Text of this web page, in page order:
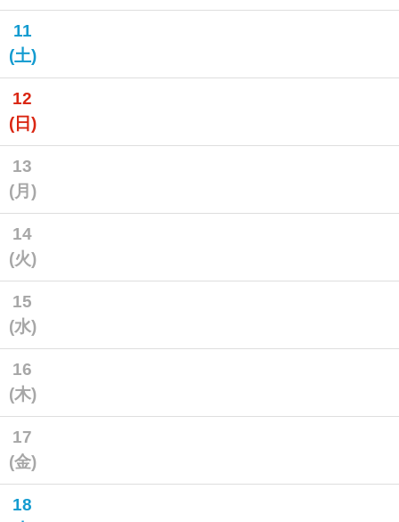
11
(土)
12
(日)
13
(月)
14
(火)
15
(水)
16
(木)
17
(金)
18